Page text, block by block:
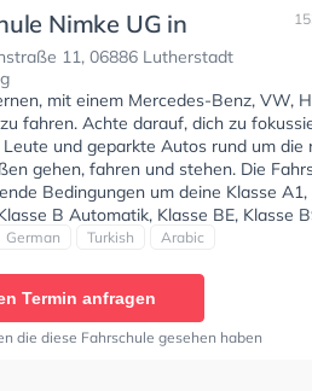
Nimke UG in
Wittenberg
11, 06886 Lutherstadt
mit einem Mercedes-Benz, VW,
fahren. Achte darauf, dich zu
und geparkte Autos rund um die
gehen, fahren und stehen. Die
Bedingungen um deine Klasse A1,
B Automatik, Klasse BE, Klasse
Klasse A2, B196, B197 und Klasse
Die Erste-Hilfe-Kurs in der Schule. Wir
theorie tests am PC zu absolvieren,
Prüfung. Letzte Bewertung: "Ja
Ich würde sie weiteren Freunden
German Turkish Arabic
Termin anfragen
die diese Fahrschule gesehen haben